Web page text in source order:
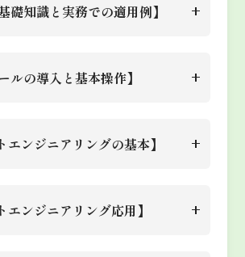
礎知識と実務での適用例】
を学び、どのように業務に適用さ
する。
スタディを紹介。
ルの導入と基本操作】
導入し、アカウント作成、基本操
単な業務タスクを実際にAIに実
エンジニアリングの基本】
プロンプトエンジニアリングの基
エンジニアリング応用】